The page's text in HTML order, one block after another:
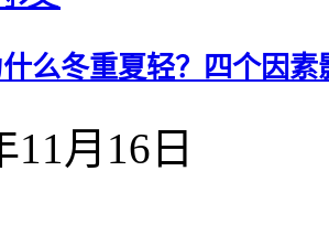
么冬重夏轻？四个因素
11月16日